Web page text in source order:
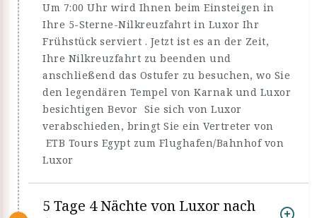
Um 7:00 Uhr wird Ihnen beim Einsteigen in
Ihre 5-Sterne-Nilkreuzfahrt in Luxor Ihr
Frühstück serviert . Jetzt ist es an der Zeit,
Ihre Nilkreuzfahrt zu beenden und
anschließend das Ostufer zu besuchen, wo Sie
den legendären Tempel von Karnak und Luxor
besichtigen Bevor Sie sich von Luxor
verabschieden, bringt Sie ein Vertreter von
ETB Tours Egypt zum Flughafen/Bahnhof von
Luxor
5 Tage 4 Nächte von Luxor nach